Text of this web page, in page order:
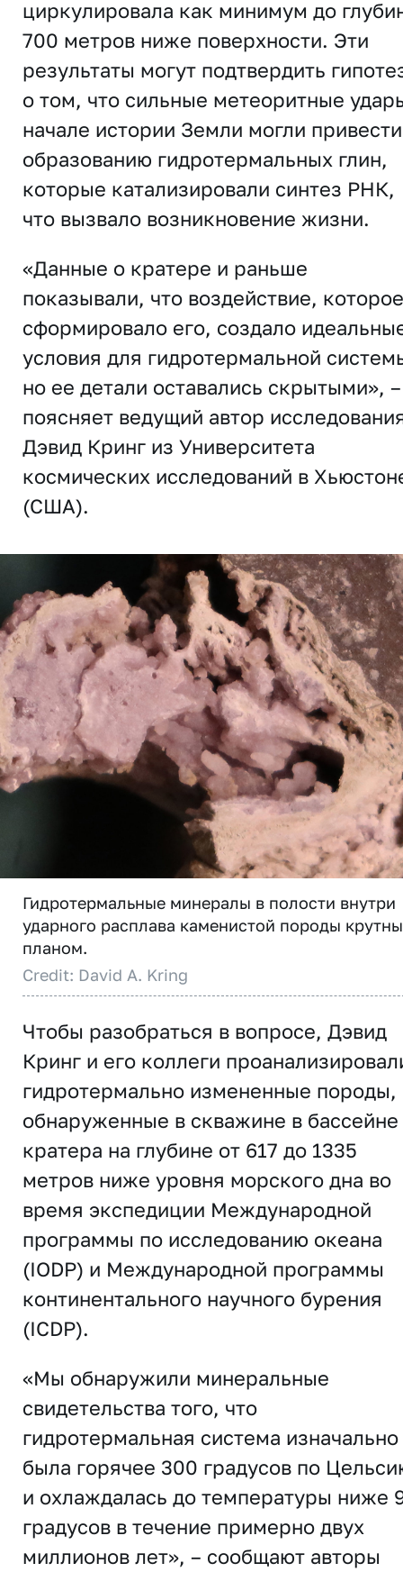
циркулировала как минимум до
700 метров ниже поверхности. Эти
результаты могут подтвердить
о том, что сильные метеоритные
начале истории Земли могли
образованию гидротермальных глин,
которые катализировали синтез РНК,
что вызвало возникновение жизни.
«Данные о кратере и раньше
показывали, что воздействие, которое
сформировало его, создало
условия для гидротермальной
но ее детали оставались скрытыми», –
поясняет ведущий автор
Дэвид Кринг из Университета
космических исследований в
(США).
Гидротермальные минералы в полости внутри
ударного расплава каменистой породы
планом.
Credit: David A. Kring
Чтобы разобраться в вопросе, Дэвид
Кринг и его коллеги
гидротермально измененные породы,
обнаруженные в скважине в бассейне
кратера на глубине от 617 до 1335
метров ниже уровня морского дна во
время экспедиции Международной
программы по исследованию океана
(IODP) и Международной программы
континентального научного бурения
(ICDP).
«Мы обнаружили минеральные
свидетельства того, что
гидротермальная система изначально
была горячее 300 градусов по
и охлаждалась до температуры ниже
градусов в течение примерно двух
миллионов лет», – сообщают авторы